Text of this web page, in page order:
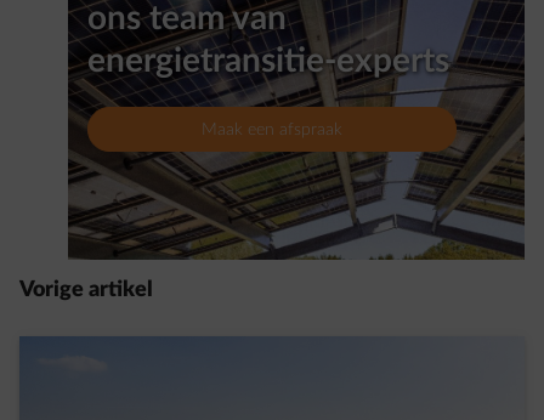
ons team van
energietransitie-experts
Maak een afspraak
Vorige artikel